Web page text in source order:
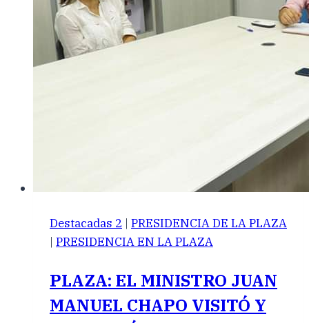
Destacadas 2 | PRESIDENCIA DE LA PLAZA
| PRESIDENCIA EN LA PLAZA
PLAZA: EL MINISTRO JUAN
MANUEL CHAPO VISITÓ Y